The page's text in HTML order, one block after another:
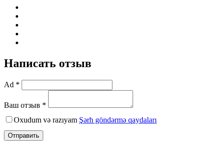
Написать отзыв
Ad *
Ваш отзыв *
Oxudum və razıyam Şərh göndərmə qaydaları
Отправить